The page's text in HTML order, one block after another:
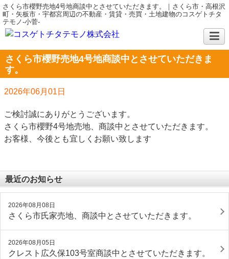
さくら市櫻野売地4号地商談中とさせていただきます。｜さくら市・高根沢
町・矢板市・宇都宮周辺の不動産・賃貸・売買・土地建物のコスゲトチタ
テモノ-小菅-
さくら市櫻野売地4号地商談中とさせていただきま
す。
2026年06月01日
ご検討誠にありがとうございます。
さくら市櫻野4号地売地、商談中とさせていただきます。
お客様、今後とも宜しくお願い致します
最近のお知らせ
2026年08月08日
さくら市氏家売地、商談中とさせていただきます。
2026年08月05日
クレスト広久保103号室商談中とさせていただきます。